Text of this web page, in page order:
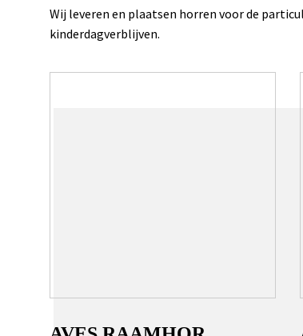
Wij leveren en plaatsen horren voor de
kinderdagverblijven.